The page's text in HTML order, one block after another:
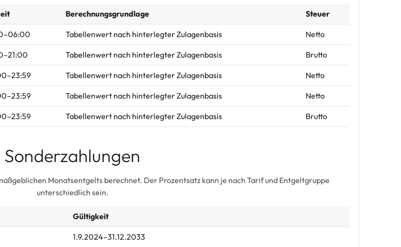
Berechnungsgrundlage Steuer
Tabellenwert nach hinterlegter Zulagenbasis Netto
Tabellenwert nach hinterlegter Zulagenbasis Brutto
Tabellenwert nach hinterlegter Zulagenbasis Netto
Tabellenwert nach hinterlegter Zulagenbasis Netto
Tabellenwert nach hinterlegter Zulagenbasis Brutto
Sonderzahlungen
Monatsentgelts berechnet. Der Prozentsatz kann je nach Tarif und Entgeltgruppe
unterschiedlich sein.
Gültigkeit
1.9.2024–31.12.2033